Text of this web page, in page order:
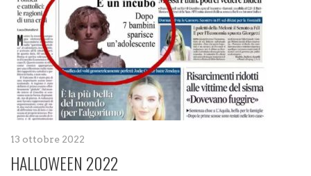
13 ottobre 2022
HALLOWEEN 2022